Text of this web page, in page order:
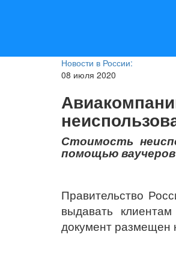
Новости в России:
08 июля 2020
Стоимость
помощью ваучеров
Правительство
выдавать
документ размещен